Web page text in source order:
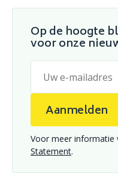
Op de hoogte
voor onze
Aanmelden
Voor meer informatie
Statement.